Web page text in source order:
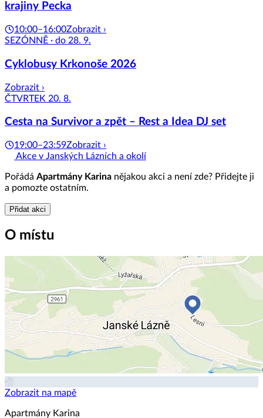
krajiny Pecka
10:00–16:00Zobrazit ›
SEZÓNNĚ · do 28. 9.
Cyklobusy Krkonoše 2026
Zobrazit ›
ČTVRTEK 20. 8.
Cesta na Survivor a zpět – Rest a Idea DJ set
19:00–23:59Zobrazit ›
Akce v Janských Lázních a okolí
Pořádá Apartmány Karina nějakou akci a není zde? Přidejte ji
a pomozte ostatním.
Přidat akci
O místu
Zobrazit na mapě
Apartmány Karina